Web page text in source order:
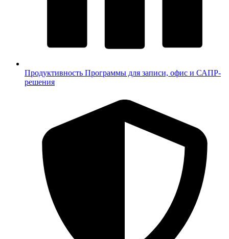
Продуктивность Программы для записи, офис и САПР-
решения